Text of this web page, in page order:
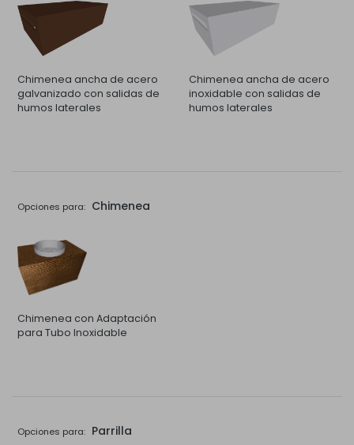
Chimenea ancha de acero
galvanizado con salidas de
humos laterales
Chimenea ancha de acero
inoxidable con salidas de
humos laterales
Opciones para: Chimenea
Chimenea con Adaptación
para Tubo Inoxidable
Opciones para: Parrilla